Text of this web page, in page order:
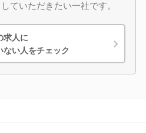
ていただきたい一社です。
求人に
ない人をチェック